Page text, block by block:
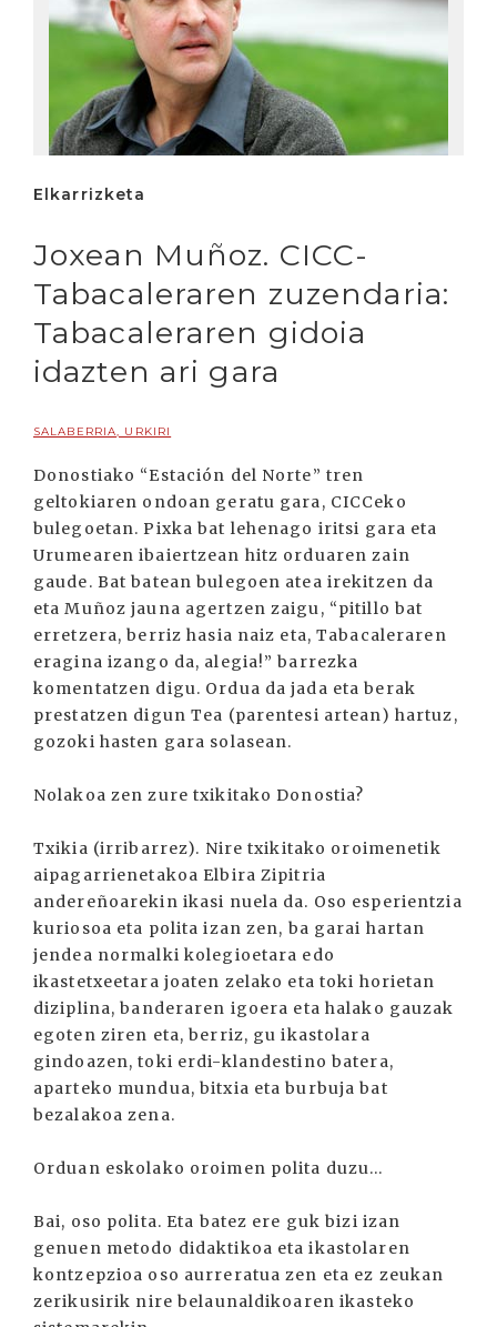
Elkarrizketa
Joxean Muñoz. CICC-
Tabacaleraren zuzendaria:
Tabacaleraren gidoia
idazten ari gara
SALABERRIA, URKIRI
Donostiako “Estación del Norte” tren
geltokiaren ondoan geratu gara, CICCeko
bulegoetan. Pixka bat lehenago iritsi gara eta
Urumearen ibaiertzean hitz orduaren zain
gaude. Bat batean bulegoen atea irekitzen da
eta Muñoz jauna agertzen zaigu, “pitillo bat
erretzera, berriz hasia naiz eta, Tabacaleraren
eragina izango da, alegia!” barrezka
komentatzen digu. Ordua da jada eta berak
prestatzen digun Tea (parentesi artean) hartuz,
gozoki hasten gara solasean.
Nolakoa zen zure txikitako Donostia?
Txikia (irribarrez). Nire txikitako oroimenetik
aipagarrienetakoa Elbira Zipitria
andereñoarekin ikasi nuela da. Oso esperientzia
kuriosoa eta polita izan zen, ba garai hartan
jendea normalki kolegioetara edo
ikastetxeetara joaten zelako eta toki horietan
diziplina, banderaren igoera eta halako gauzak
egoten ziren eta, berriz, gu ikastolara
gindoazen, toki erdi-klandestino batera,
aparteko mundua, bitxia eta burbuja bat
bezalakoa zena.
Orduan eskolako oroimen polita duzu...
Bai, oso polita. Eta batez ere guk bizi izan
genuen metodo didaktikoa eta ikastolaren
kontzepzioa oso aurreratua zen eta ez zeukan
zerikusirik nire belaunaldikoaren ikasteko